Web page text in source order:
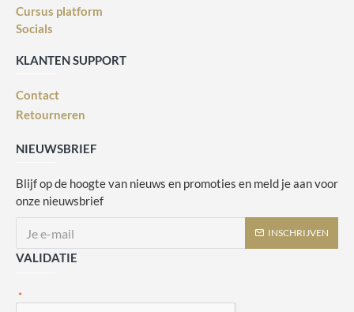
Cursus platform
Socials
KLANTEN SUPPORT
Contact
Retourneren
NIEUWSBRIEF
Blijf op de hoogte van nieuws en promoties en meld je aan voor
onze nieuwsbrief
INSCHRIJVEN
VALIDATIE